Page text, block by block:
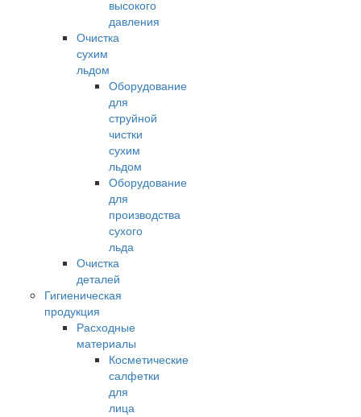
высокого
давления
Очистка
сухим
льдом
Оборудование
для
струйной
чистки
сухим
льдом
Оборудование
для
производства
сухого
льда
Очистка
деталей
Гигиеническая
продукция
Расходные
материалы
Косметические
салфетки
для
лица